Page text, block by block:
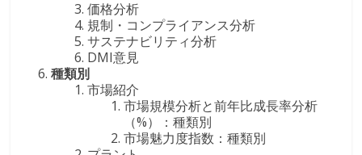
価格分析
規制・コンプライアンス分析
サステナビリティ分析
DMI意見
種類別
市場紹介
市場規模分析と前年比成長率分析
（%）：種類別
市場魅力度指数：種類別